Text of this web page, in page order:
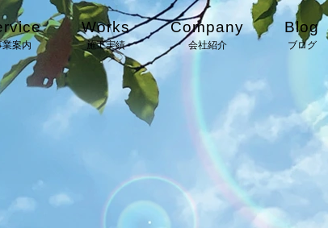
Blog
ブログ
Company
会社紹介
Works
施工実績
業案内